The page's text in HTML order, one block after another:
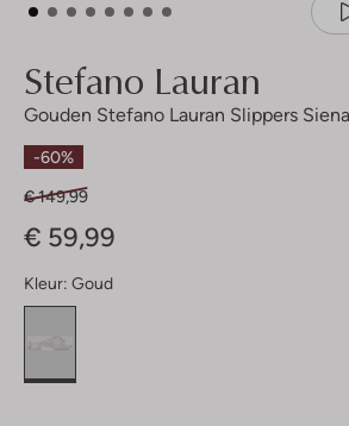
Stefano Lauran
Gouden Stefano Lauran Slippers Siena
-60%
€ 149,99
€ 59,99
Kleur: Goud